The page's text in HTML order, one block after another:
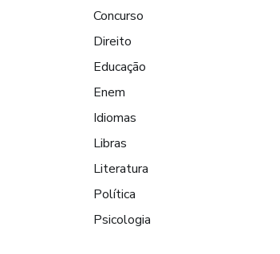
Concurso
Direito
Educação
Enem
Idiomas
Libras
Literatura
Política
Psicologia